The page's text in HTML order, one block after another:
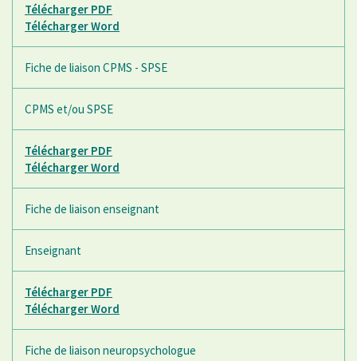
Télécharger PDF
Télécharger Word
Fiche de liaison CPMS - SPSE
CPMS et/ou SPSE
Télécharger PDF
Télécharger Word
Fiche de liaison enseignant
Enseignant
Télécharger PDF
Télécharger Word
Fiche de liaison neuropsychologue